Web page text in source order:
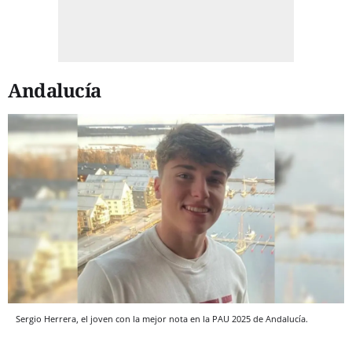
Andalucía
Sergio Herrera, el joven con la mejor nota en la PAU 2025 de Andalucía.